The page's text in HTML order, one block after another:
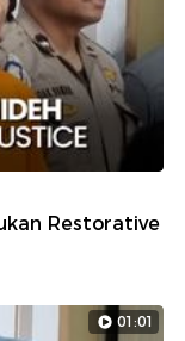
Restorative
01:01